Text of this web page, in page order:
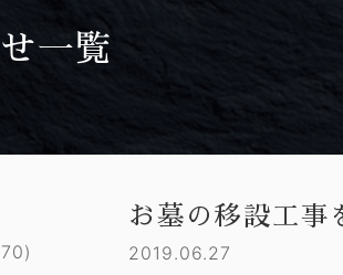
一覧
お墓の移設工事
2019.06.27